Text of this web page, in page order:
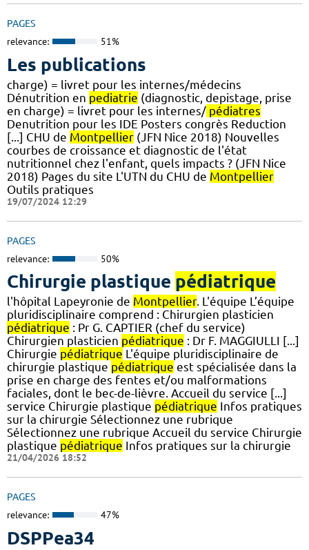
PAGES
relevance: 51%
Les publications
charge) = livret pour les internes/médecins
Dénutrition en pediatrie (diagnostic, depistage, prise
en charge) = livret pour les internes/ pédiatres
Denutrition pour les IDE​​​​​​ Posters congrès Reduction
[...] CHU de Montpellier (JFN Nice 2018) Nouvelles
courbes de croissance et diagnostic de l'état
nutritionnel chez l'enfant, quels impacts ? (JFN Nice
2018) Pages du site L'UTN du CHU de Montpellier
Outils pratiques
19/07/2024 12:29
PAGES
relevance: 50%
Chirurgie plastique pédiatrique
l'hôpital Lapeyronie de Montpellier. L'équipe L’équipe
pluridisciplinaire comprend : Chirurgien plasticien
pédiatrique : Pr G. CAPTIER (chef du service)
Chirurgien plasticien pédiatrique : Dr F. MAGGIULLI [...]
Chirurgie pédiatrique L'équipe pluridisciplinaire de
chirurgie plastique pédiatrique est spécialisée dans la
prise en charge des fentes et/ou malformations
faciales, dont le bec-de-lièvre. Accueil du service [...]
service Chirurgie plastique pédiatrique Infos pratiques
sur la chirurgie Sélectionnez une rubrique
Sélectionnez une rubrique Accueil du service Chirurgie
plastique pédiatrique Infos pratiques sur la chirurgie
21/04/2026 18:52
PAGES
relevance: 47%
DSPPea34